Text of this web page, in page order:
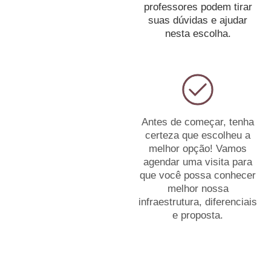
professores podem tirar
suas dúvidas e ajudar
nesta escolha.
Antes de começar, tenha
certeza que escolheu a
melhor opção! Vamos
agendar uma visita para
que você possa conhecer
melhor nossa
infraestrutura, diferenciais
e proposta.